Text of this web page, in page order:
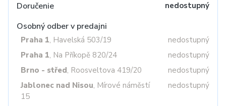
Doručenie nedostupný
Osobný odber v predajni
Praha 1, Havelská 503/19
nedostupný
Praha 1, Na Příkopě 820/24
nedostupný
Brno - střed, Roosveltova 419/20
nedostupný
Jablonec nad Nisou, Mírové náměstí
15
nedostupný